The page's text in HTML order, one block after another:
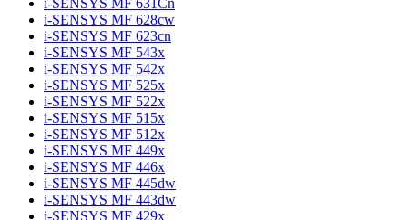
i-SENSYS MF 628cw
i-SENSYS MF 623cn
i-SENSYS MF 543x
i-SENSYS MF 542x
i-SENSYS MF 525x
i-SENSYS MF 522x
i-SENSYS MF 515x
i-SENSYS MF 512x
i-SENSYS MF 449x
i-SENSYS MF 446x
i-SENSYS MF 445dw
i-SENSYS MF 443dw
i-SENSYS MF 429x